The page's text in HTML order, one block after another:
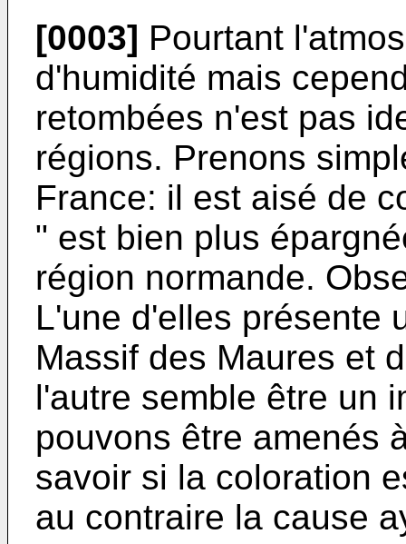
[0003] Pourtant
d'humidité mais
retombées n'est pas
régions. Prenons
France: il est aisé de
" est bien plus
région normande.
L'une d'elles présente
Massif des Maures et
l'autre semble être un
pouvons être amenés
savoir si la coloration
au contraire la cause